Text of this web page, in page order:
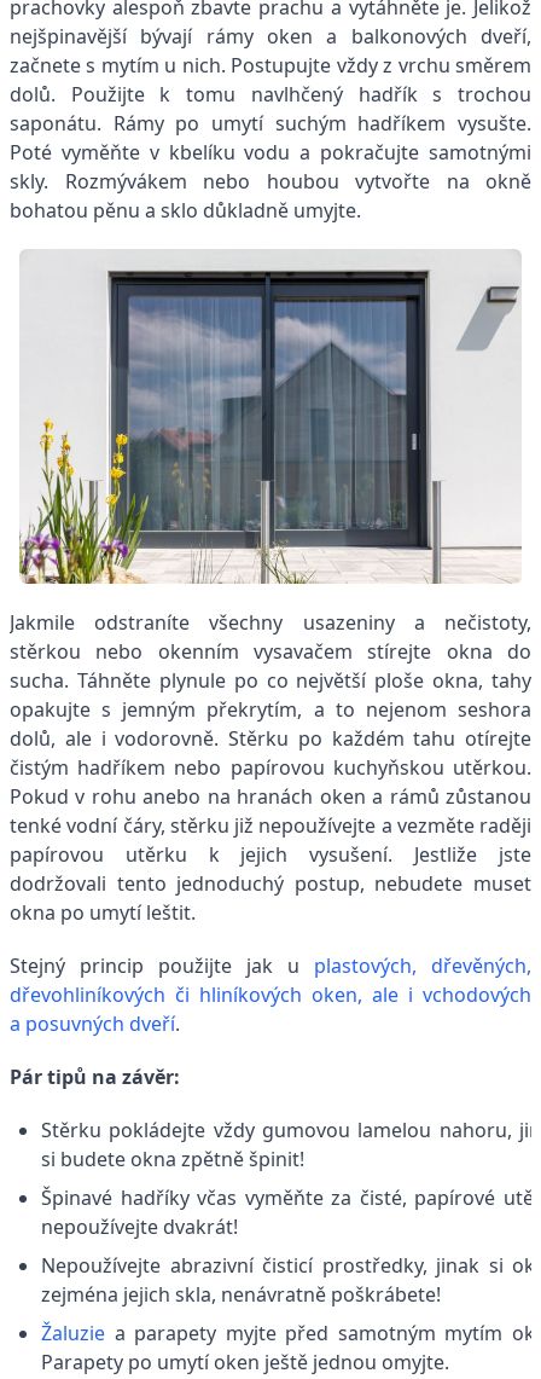
prachovky alespoň zbavte prachu a vytáhněte je. Jelikož
nejšpinavější bývají rámy oken a balkonových dveří,
začnete s mytím u nich. Postupujte vždy z vrchu směrem
dolů. Použijte k tomu navlhčený hadřík s trochou
saponátu. Rámy po umytí suchým hadříkem vysušte.
Poté vyměňte v kbelíku vodu a pokračujte samotnými
skly. Rozmývákem nebo houbou vytvořte na okně
bohatou pěnu a sklo důkladně umyjte.
Jakmile odstraníte všechny usazeniny a nečistoty,
stěrkou nebo okenním vysavačem stírejte okna do
sucha. Táhněte plynule po co největší ploše okna, tahy
opakujte s jemným překrytím, a to nejenom seshora
dolů, ale i vodorovně. Stěrku po každém tahu otírejte
čistým hadříkem nebo papírovou kuchyňskou utěrkou.
Pokud v rohu anebo na hranách oken a rámů zůstanou
tenké vodní čáry, stěrku již nepoužívejte a vezměte raději
papírovou utěrku k jejich vysušení. Jestliže jste
dodržovali tento jednoduchý postup, nebudete muset
okna po umytí leštit.
Stejný princip použijte jak u plastových, dřevěných,
dřevohliníkových či hliníkových oken, ale i vchodových
a posuvných dveří.
Pár tipů na závěr:
Stěrku pokládejte vždy gumovou lamelou nahoru,
si budete okna zpětně špinit!
Špinavé hadříky včas vyměňte za čisté, papírové
nepoužívejte dvakrát!
Nepoužívejte abrazivní čisticí prostředky, jinak si
zejména jejich skla, nenávratně poškrábete!
Žaluzie a parapety myjte před samotným mytím
Parapety po umytí oken ještě jednou omyjte.